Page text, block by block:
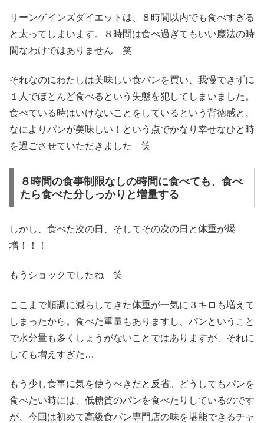
リーンゲインズダイエットは、８時間以内でも食べすぎる
と太ってしまいます。８時間は食べ過ぎてもいい魔法の時
間なわけではありません 笑
それなのにわたしは美味しい食パンを買い、我慢できずに
１人でほとんど食べるという失態を犯してしまいました。
食べている時はいけないことをしているという背徳感と、
なによりパンが美味しい！という点でかなり幸せなひと時
を過ごさせていただきました 笑
８時間の食事制限なしの時間に食べても、食べ
たら食べた分しっかりと増量する
しかし、食べた次の日、そしてその次の日と体重が爆
増！！！
もうショックでしたね 笑
ここまで順調に減らしてきた体重が一気に３キロも増えて
しまったから。食べた重量もありますし、パンということ
で水分量も多くしょうがないことではありますが、それに
しても増えすぎた…
もう少し食事に気を使うべきだと反省。どうしてもパンを
食べたい時には、低糖質のパンを食べたりしているのです
が、今回は初めて高級食パン専門店の味を堪能できるチャ